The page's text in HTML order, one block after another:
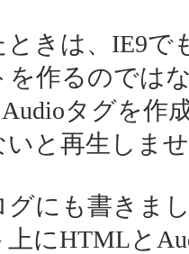
きは、IE9で
を作るのでは
タグを作
いと再生しま
グにも書きま
上にHTMLと